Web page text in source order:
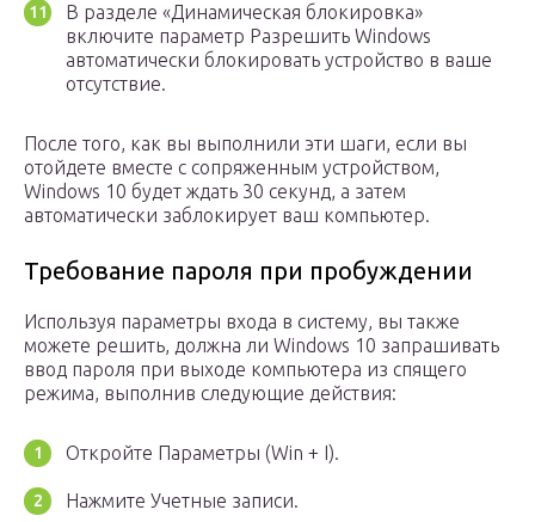
В разделе «Динамическая блокировка»
включите параметр Разрешить Windows
автоматически блокировать устройство в ваше
отсутствие.
После того, как вы выполнили эти шаги, если вы
отойдете вместе с сопряженным устройством,
Windows 10 будет ждать 30 секунд, а затем
автоматически заблокирует ваш компьютер.
Требование пароля при пробуждении
Используя параметры входа в систему, вы также
можете решить, должна ли Windows 10 запрашивать
ввод пароля при выходе компьютера из спящего
режима, выполнив следующие действия:
Откройте Параметры (Win + I).
Нажмите Учетные записи.